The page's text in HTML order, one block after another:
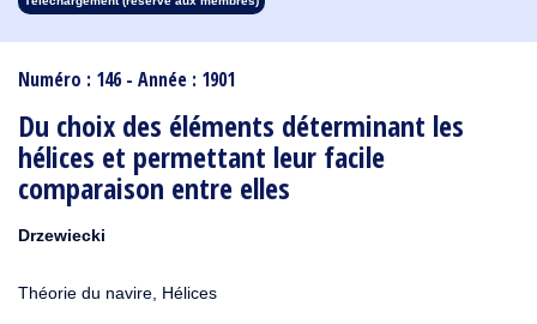
Numéro : 146 - Année : 1901
Du choix des éléments déterminant les
hélices et permettant leur facile
comparaison entre elles
Drzewiecki
Théorie du navire, Hélices
1913
1912 1911 1910 1909 1908